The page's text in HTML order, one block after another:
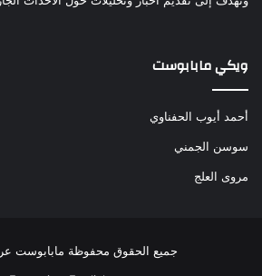
ويكي مابابوست
أحمد أيوب الحفناوي
سوسن الجمني
مروى العلج
جميع الحقوق محفوظة مابابوست